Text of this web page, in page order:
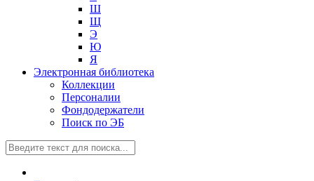
Ш
Щ
Э
Ю
Я
Электронная библиотека
Коллекции
Персоналии
Фондодержатели
Поиск по ЭБ